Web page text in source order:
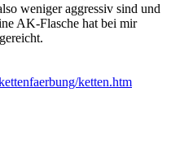
weniger aggressiv sind und
AK-Flasche hat bei mir
ketten.htm